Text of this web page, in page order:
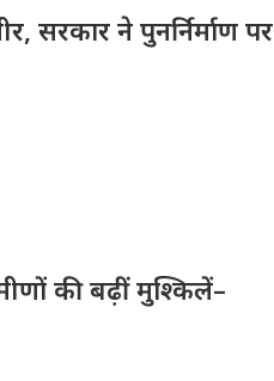
सरकार ने पुनर्निर्माण पर
की बढ़ीं मुश्किलें–